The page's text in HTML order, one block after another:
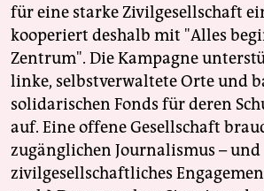
für eine starke Zivilgesellschaft
kooperiert deshalb mit "Alles
Zentrum". Die Kampagne
linke, selbstverwaltete Orte und
solidarischen Fonds für deren
auf. Eine offene Gesellschaft
zugänglichen Journalismus – und
zivilgesellschaftliches